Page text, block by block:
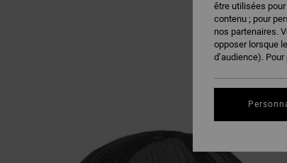
être utilisées
contenu ; pour
nos partenaires.
opposer lorsque
d’audience).